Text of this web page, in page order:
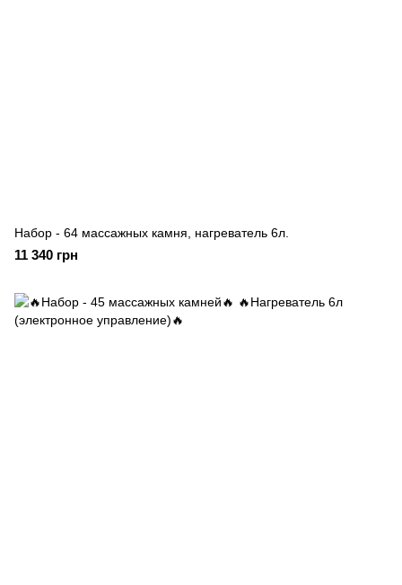
Набор - 64 массажных камня, нагреватель 6л.
11 340 грн